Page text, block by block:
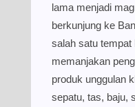
lama menjadi
berkunjung ke
salah satu tempat
memanjakan
produk unggulan
sepatu, tas, baju,